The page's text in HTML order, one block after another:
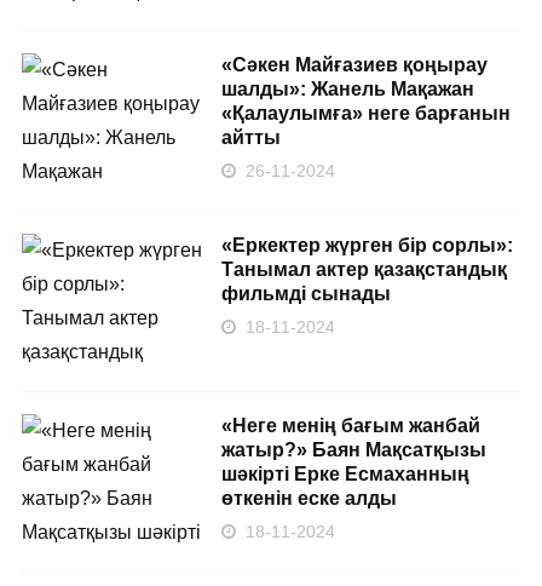
«Сәкен Майғазиев қоңырау
шалды»: Жанель Мақажан
«Қалаулымға» неге барғанын
айтты
26-11-2024
«Еркектер жүрген бір сорлы»:
Танымал актер қазақстандық
фильмді сынады
18-11-2024
«Неге менің бағым жанбай
жатыр?» Баян Мақсатқызы
шәкірті Ерке Есмаханның
өткенін еске алды
18-11-2024